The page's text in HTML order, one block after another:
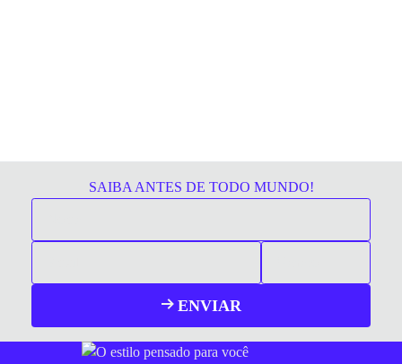
SAIBA ANTES DE TODO MUNDO!
ENVIAR